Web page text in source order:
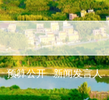
预算公开 新闻发言人